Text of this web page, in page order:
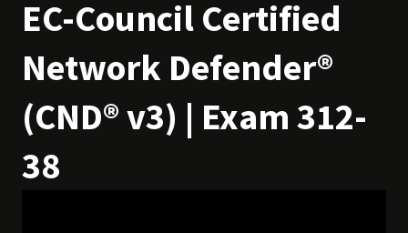
EC-Council Certified
Network Defender®
(CND® v3) | Exam 312-
38